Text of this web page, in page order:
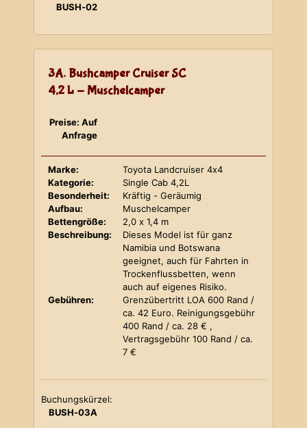
BUSH-02
3A. Bushcamper Cruiser SC
4,2 L - Muschelcamper
Preise: Auf
Anfrage
Marke:
Toyota Landcruiser 4x4
Kategorie:
Single Cab 4,2L
Besonderheit:
Kräftig - Geräumig
Aufbau:
Muschelcamper
Bettengröße:
2,0 x 1,4 m
Beschreibung:
Dieses Model ist für ganz
Namibia und Botswana
geeignet, auch für Fahrten in
Trockenflussbetten, wenn
auch auf eigenes Risiko.
Gebühren:
Grenzübertritt LOA 600 Rand /
ca. 42 Euro. Reinigungsgebühr
400 Rand / ca. 28 € ,
Vertragsgebühr 100 Rand / ca.
7 €
Buchungskürzel:
BUSH-03A